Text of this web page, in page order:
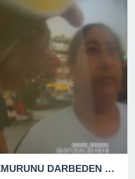
KUŞADASI BELEDİYESİ ZABITA MEMURUNU DARBEDEN DİLENCİ 2 KADIN TUTUKLANDI